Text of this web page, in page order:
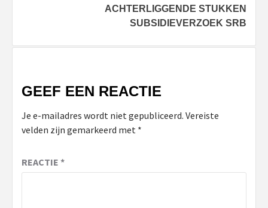
ACHTERLIGGENDE STUKKEN
SUBSIDIEVERZOEK SRB
GEEF EEN REACTIE
Je e-mailadres wordt niet gepubliceerd. Vereiste
velden zijn gemarkeerd met *
REACTIE *